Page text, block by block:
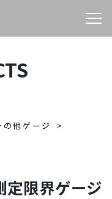
の他ゲージ
定限界ゲージ